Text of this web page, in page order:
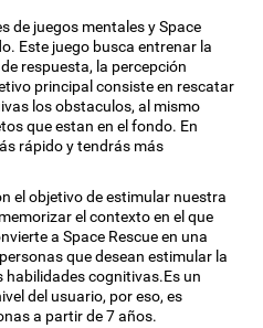
de juegos mentales y Space
Este juego busca entrenar la
respuesta, la percepción
principal consiste en rescatar
los obstaculos, al mismo
que estan en el fondo. En
rápido y tendrás más
el objetivo de estimular nuestra
el contexto en el que
a Space Rescue en una
que desean estimular la
cognitivas.Es un
del usuario, por eso, es
a partir de 7 años.